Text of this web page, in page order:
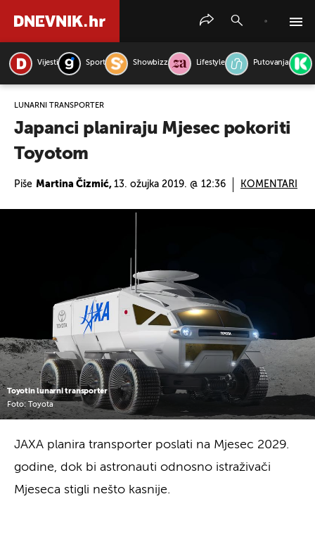
Vijesti Sport Showbizz Lifestyle Putovanja
LUNARNI TRANSPORTER
Japanci planiraju Mjesec pokoriti
Toyotom
Piše Martina Čizmić, 13. ožujka 2019. @ 12:36 KOMENTARI
Toyotin lunarni transporter
Foto: Toyota
JAXA planira transporter poslati na Mjesec 2029.
godine, dok bi astronauti odnosno istraživači
Mjeseca stigli nešto kasnije.
PRETRAŽITE VIJESTI